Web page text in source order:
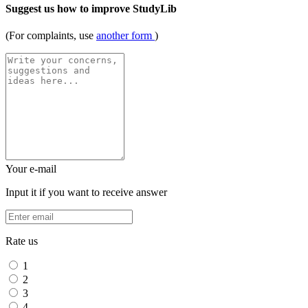
Suggest us how to improve StudyLib
(For complaints, use another form )
Your e-mail
Input it if you want to receive answer
Rate us
1
2
3